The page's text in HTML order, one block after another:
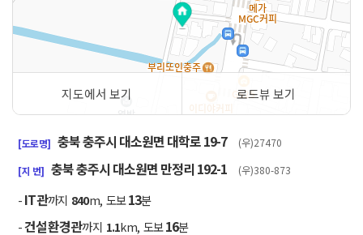
지도에서 보기 로드뷰 보기
[도로명] 충북 충주시 대소원면 대학로 19-7 (우)27470
[지 번] 충북 충주시 대소원면 만정리 192-1 (우)380-873
-IT관까지 840m, 도보13분
-건설환경관까지 1.1km, 도보16분